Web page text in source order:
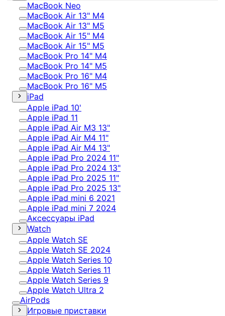
MacBook Neo
MacBook Air 13" M4
MacBook Air 13" M5
MacBook Air 15" M4
MacBook Air 15" M5
MacBook Pro 14" M4
MacBook Pro 14" M5
MacBook Pro 16" M4
MacBook Pro 16" M5
iPad
Apple iPad 10'
Apple iPad 11
Apple iPad Air M3 13"
Apple iPad Air M4 11"
Apple iPad Air M4 13"
Apple iPad Pro 2024 11"
Apple iPad Pro 2024 13"
Apple iPad Pro 2025 11"
Apple iPad Pro 2025 13"
Apple iPad mini 6 2021
Apple iPad mini 7 2024
Аксессуары iPad
Watch
Apple Watch SE
Apple Watch SE 2024
Apple Watch Series 10
Apple Watch Series 11
Apple Watch Series 9
Apple Watch Ultra 2
AirPods
Игровые приставки